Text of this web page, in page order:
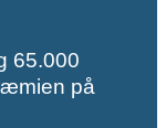
65.000
på